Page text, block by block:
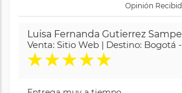
Opinión
Luisa Fernanda Gutierrez
Venta: Sitio Web | Destino: Bogotá
★★★★★